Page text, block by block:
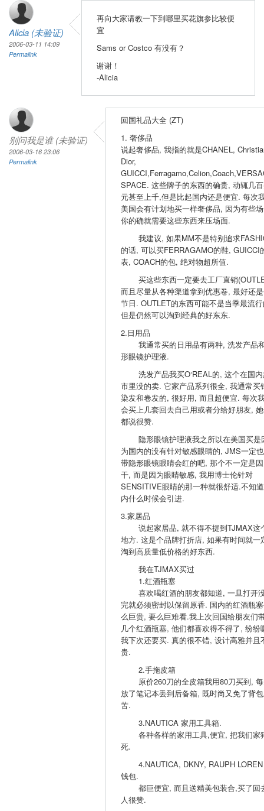
Alicia (未验证)
2006-03-11 14:09
Permalink
再向大家请教一下到哪里买花旗参比较便
宜
Sams or Costco 有没有？
谢谢！
-Alicia
别问我是谁 (未验证)
2006-03-16 23:06
Permalink
回国礼品大全 (ZT)
1. 奢侈品
说起奢侈品, 我指的就是CHANEL,
Dior,
SPACE. 这些牌子的东西的确贵, 动辄几
元甚至上千,但是比起国内还是便宜. 每次
美国会有计划地买一样奢侈品, 因为有些
你的确就需要这些东西来压场面.
我建议, 如果MM不是特别追求
的话, 可以买FERRAGAMO的鞋, GUICCI
表, COACH的包, 绝对物超所值.
买这些东西一定要去工厂直销
而且尽量从各种渠道拿到优惠卷, 最好还
节日. OUTLET的东西可能不是当季最流
但是仍然可以淘到经典的好东东.
2.日用品
我通常买的日用品有两种, 洗发产品
形眼镜护理液.
洗发产品我买O‘REAL的, 这个在国
市里没的卖. 它家产品系列很全, 我通常买
染发和卷发的, 很好用, 而且超便宜. 每次
会买上几套回去自己用或者分给好朋友,
都说很赞.
隐形眼镜护理液我之所以在美国买是
为国内的没有针对敏感眼睛的, JMS一定
带隐形眼镜眼睛会红的吧, 那个不一定是
干, 而是因为眼睛敏感, 我用博士伦针对
SENSITIVE眼睛的那一种就很舒适.不知
内什么时候会引进.
3.家居品
说起家居品, 就不得不提到TJMAX这
地方. 这是个品牌打折店, 如果有时间就一
淘到高质量低价格的好东西.
我在TJMAX买过
1.红酒瓶塞
喜欢喝红酒的朋友都知道, 一旦打开
完就必须密封以保留原香. 国内的红酒瓶
么巨贵, 要么巨难看.我上次回国给朋友们
几个红酒瓶塞, 他们都喜欢得不得了, 纷纷
我下次还要买. 真的很不错, 设计高雅并且
贵.
2.手拖皮箱
原价260刀的全皮箱我用80刀买到,
放了笔记本丢到后备箱, 既时尚又免了背
苦.
3.NAUTICA 家用工具箱.
各种各样的家用工具,便宜, 把我们家
死.
4.NAUTICA, DKNY, RAUPH
钱包.
都巨便宜, 而且送精美包装合,买了回
人很赞.